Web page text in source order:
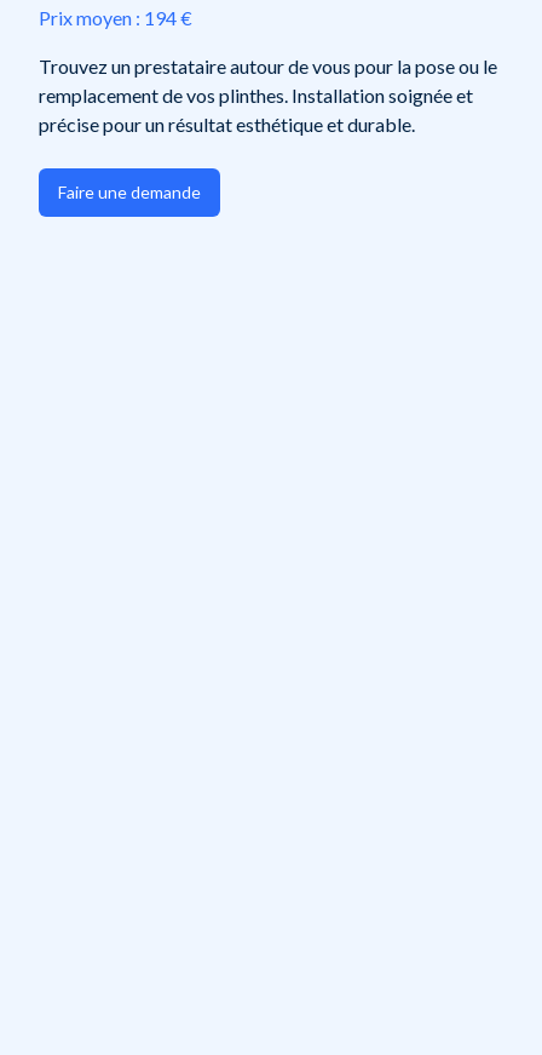
Prix moyen : 194 €
Trouvez un prestataire autour de vous pour la pose ou le
remplacement de vos plinthes. Installation soignée et
précise pour un résultat esthétique et durable.
Faire une demande